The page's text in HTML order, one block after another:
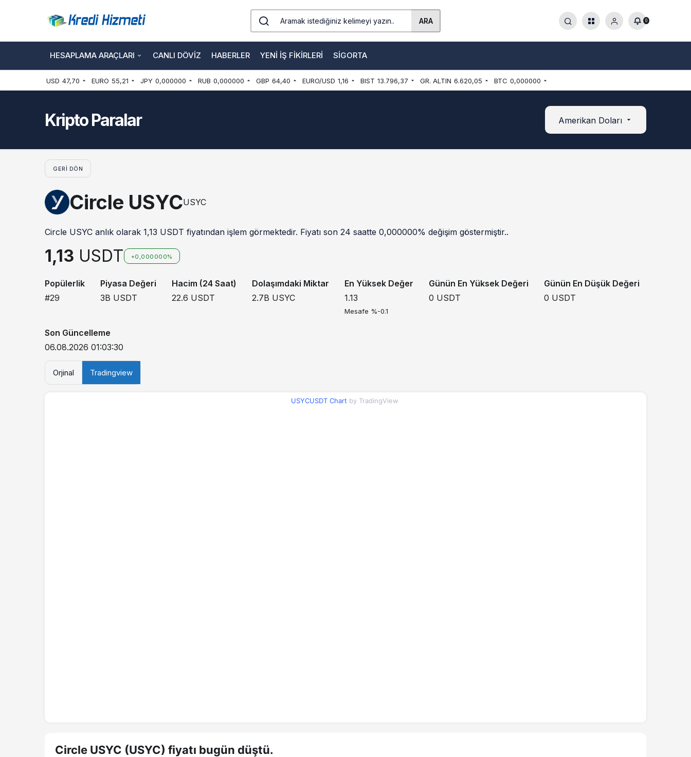
ARA 0
HESAPLAMA ARAÇLARI CANLI DÖVIZ HABERLER YENI İŞ FIKIRLERI SIGORTA
USD 47,70 EURO 55,21 JPY 0,000000 RUB 0,000000 GBP 64,40 EURO/USD 1,16 BIST 13.796,37 GR. ALTIN 6.620,05 BTC 0,000000
Kripto Paralar Amerikan Doları
GERI DÖN
Circle USYCUSYC
Circle USYC anlık olarak 1,13 USDT fiyatından işlem görmektedir. Fiyatı son 24 saatte 0,000000% değişim göstermiştir..
1,13 USDT +0,000000%
Popülerlik
#29
Piyasa Değeri
3B USDT
Hacim (24 Saat)
22.6 USDT
Dolaşımdaki Miktar
2.7B USYC
En Yüksek Değer
1.13
Mesafe %-0.1
Günün En Yüksek Değeri
0 USDT
Günün En Düşük Değeri
0 USDT
Son Güncelleme
06.08.2026 01:03:30
Orjinal Tradingview
USYCUSDT Chart by TradingView
Circle USYC (USYC) fiyatı bugün düştü.